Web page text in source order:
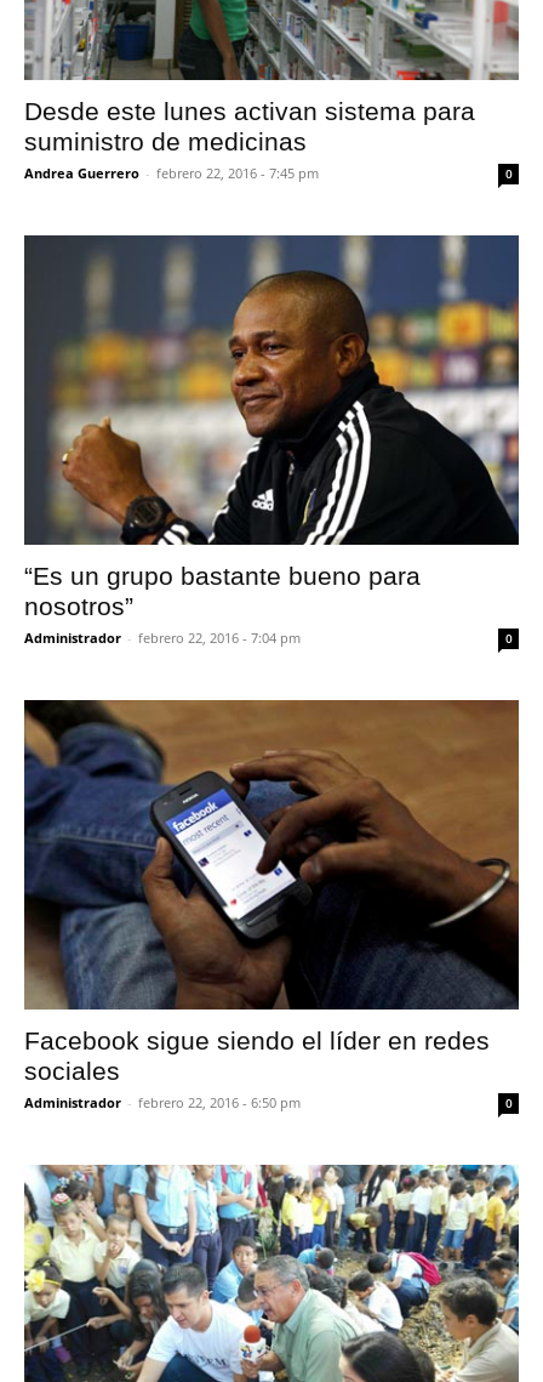
Desde este lunes activan sistema para
suministro de medicinas
Andrea Guerrero - febrero 22, 2016 - 7:45 pm 0
“Es un grupo bastante bueno para
nosotros”
Administrador - febrero 22, 2016 - 7:04 pm 0
Facebook sigue siendo el líder en redes
sociales
Administrador - febrero 22, 2016 - 6:50 pm 0